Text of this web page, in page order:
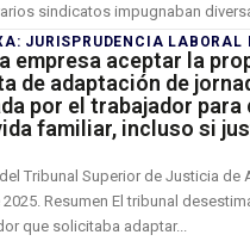
sindicatos impugnaban
JURISPRUDENCIA LABORAL
empresa aceptar la
de adaptación de
por el trabajador
familiar, incluso si
Tribunal Superior de Justicia de
la demanda de
que solicitaba adaptar...